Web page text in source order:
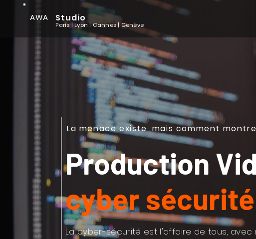
AWA Studio
Paris | Lyon| Cannes| Genève
La menaceexiste, mais comment
Production
cyber sécurité
La cyber-sécurité est l'affaire de tous, avec